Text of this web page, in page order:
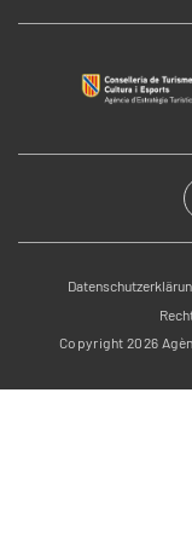
Copyright 2026